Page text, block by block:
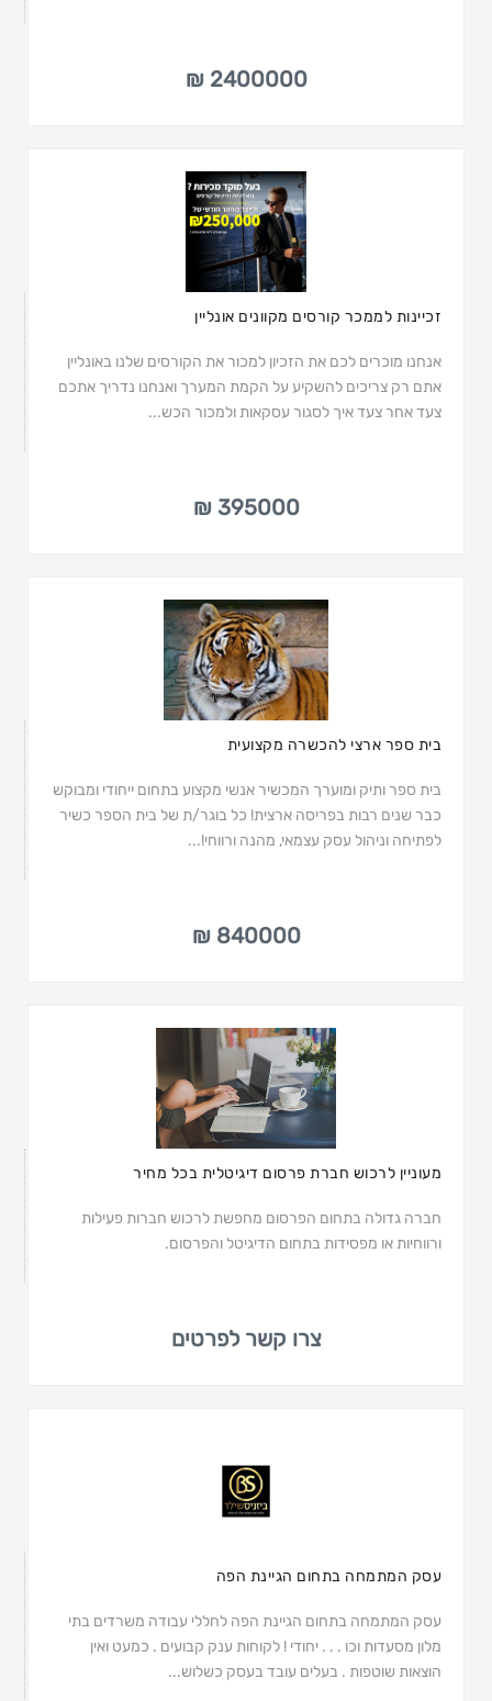
2400000 ₪
זכיינות לממכר קורסים מקוונים אונליין
אנחנו מוכרים לכם את הזכיון למכור את הקורסים שלנו באונליין
אתם רק צריכים להשקיע על הקמת המערך ואנחנו נדריך אתכם
צעד אחר צעד איך לסגור עסקאות ולמכור הכש...
395000 ₪
בית ספר ארצי להכשרה מקצועית
בית ספר ותיק ומוערך המכשיר אנשי מקצוע בתחום ייחודי ומבוקש
כבר שנים רבות בפריסה ארצית! כל בוגר/ת של בית הספר כשיר
לפתיחה וניהול עסק עצמאי, מהנה ורווחי!...
840000 ₪
מעוניין לרכוש חברת פרסום דיגיטלית בכל מחיר
חברה גדולה בתחום הפרסום מחפשת לרכוש חברות פעילות
ורווחיות או מפסידות בתחום הדיגיטל והפרסום.
צרו קשר לפרטים
עסק המתמחה בתחום הגיינת הפה
עסק המתמחה בתחום הגיינת הפה לחללי עבודה משרדים בתי
מלון מסעדות וכו . . . יחודי ! לקוחות ענק קבועים . כמעט ואין
הוצאות שוטפות . בעלים עובד בעסק כשלוש...